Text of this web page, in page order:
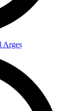
Argeș